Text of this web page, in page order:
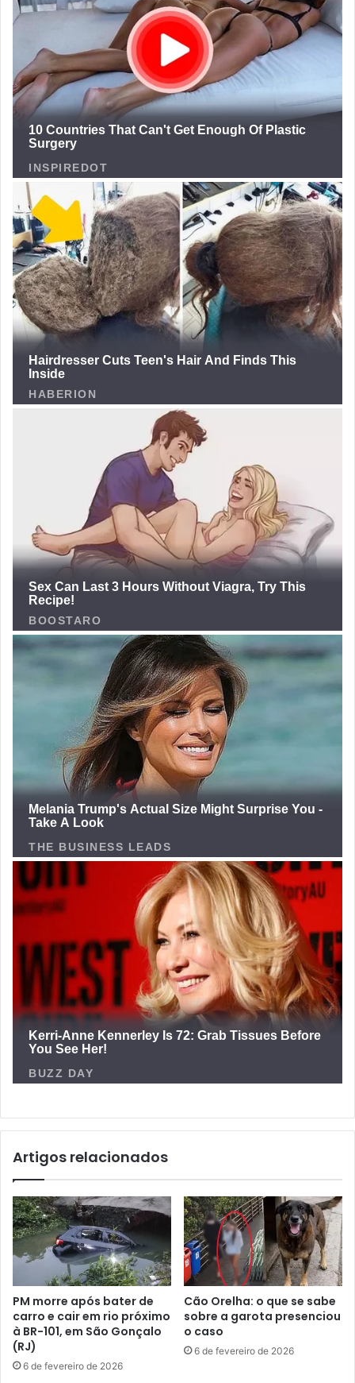
Artigos relacionados
PM morre após bater de
carro e cair em rio próximo
à BR-101, em São Gonçalo
(RJ)
6 de fevereiro de 2026
Cão Orelha: o que se sabe
sobre a garota presenciou
o caso
6 de fevereiro de 2026